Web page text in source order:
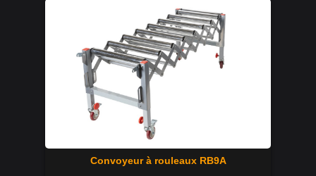
Convoyeur à rouleaux RB9A